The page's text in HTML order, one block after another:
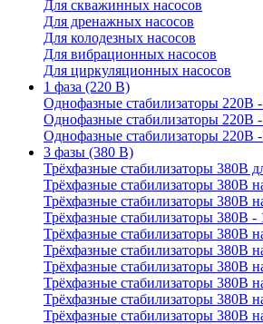
Для скважинных насосов
Для дренажных насосов
Для колодезных насосов
Для вибрационных насосов
Для циркуляционных насосов
1 фаза (220 В)
Однофазные стабилизаторы 220В
Однофазные стабилизаторы 220В
Однофазные стабилизаторы 220В
3 фазы (380 В)
Трёхфазные стабилизаторы 380В
Трёхфазные стабилизаторы 380В
Трёхфазные стабилизаторы 380В
Трёхфазные стабилизаторы 380В -
Трёхфазные стабилизаторы 380В
Трёхфазные стабилизаторы 380В
Трёхфазные стабилизаторы 380В
Трёхфазные стабилизаторы 380В
Трёхфазные стабилизаторы 380В
Трёхфазные стабилизаторы 380В